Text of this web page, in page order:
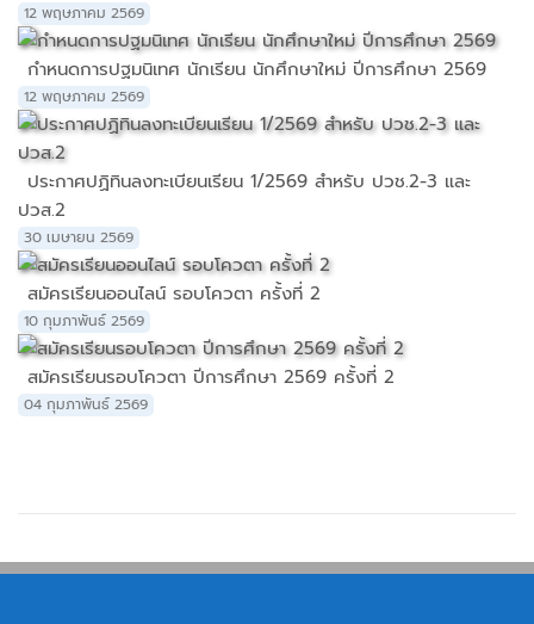
12 พฤษภาคม 2569
กำหนดการปฐมนิเทศ นักเรียน นักศึกษาใหม่ ปีการศึกษา 2569
12 พฤษภาคม 2569
ประกาศปฏิทินลงทะเบียนเรียน 1/2569 สำหรับ ปวช.2-3 และ
ปวส.2
30 เมษายน 2569
สมัครเรียนออนไลน์ รอบโควตา ครั้งที่ 2
10 กุมภาพันธ์ 2569
สมัครเรียนรอบโควตา ปีการศึกษา 2569 ครั้งที่ 2
04 กุมภาพันธ์ 2569